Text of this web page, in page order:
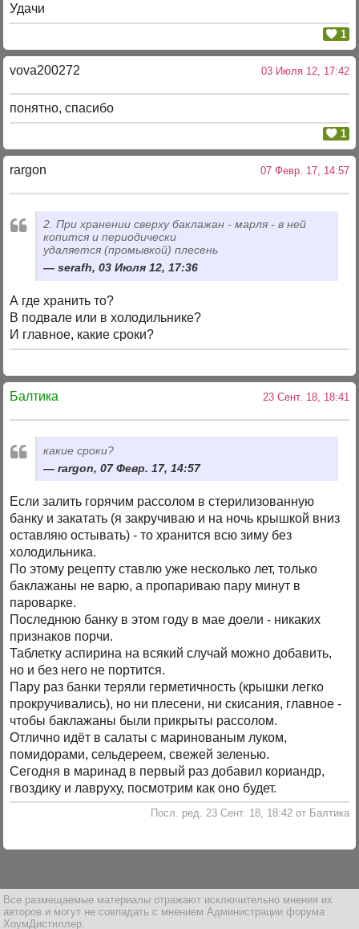
Удачи
1
vova200272 03 Июля 12, 17:42
понятно, спасибо
1
rargon 07 Февр. 17, 14:57
2. При хранении сверху баклажан - марля - в ней
копится и периодически
удаляется (промывкой) плесень
serafh, 03 Июля 12, 17:36
А где хранить то?
В подвале или в холодильнике?
И главное, какие сроки?
Балтика 23 Сент. 18, 18:41
какие сроки?
rargon, 07 Февр. 17, 14:57
Если залить горячим рассолом в стерилизованную
банку и закатать (я закручиваю и на ночь крышкой вниз
оставляю остывать) - то хранится всю зиму без
холодильника.
По этому рецепту ставлю уже несколько лет, только
баклажаны не варю, а пропариваю пару минут в
пароварке.
Последнюю банку в этом году в мае доели - никаких
признаков порчи.
Таблетку аспирина на всякий случай можно добавить,
но и без него не портится.
Пару раз банки теряли герметичность (крышки легко
прокручивались), но ни плесени, ни скисания, главное -
чтобы баклажаны были прикрыты рассолом.
Отлично идёт в салаты с маринованым луком,
помидорами, сельдереем, свежей зеленью.
Сегодня в маринад в первый раз добавил кориандр,
гвоздику и лавруху, посмотрим как оно будет.
Посл. ред. 23 Сент. 18, 18:42 от Балтика
Все размещаемые материалы отражают исключительно мнения их
авторов и могут не совпадать с мнением Администрации форума
ХоумДистиллер.